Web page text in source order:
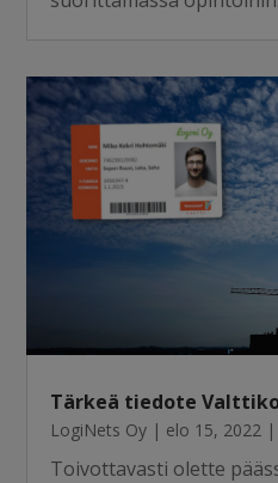
Tärkeä tiedote
LogiNets Oy | elo 15, 2022 |
Toivottavasti olette